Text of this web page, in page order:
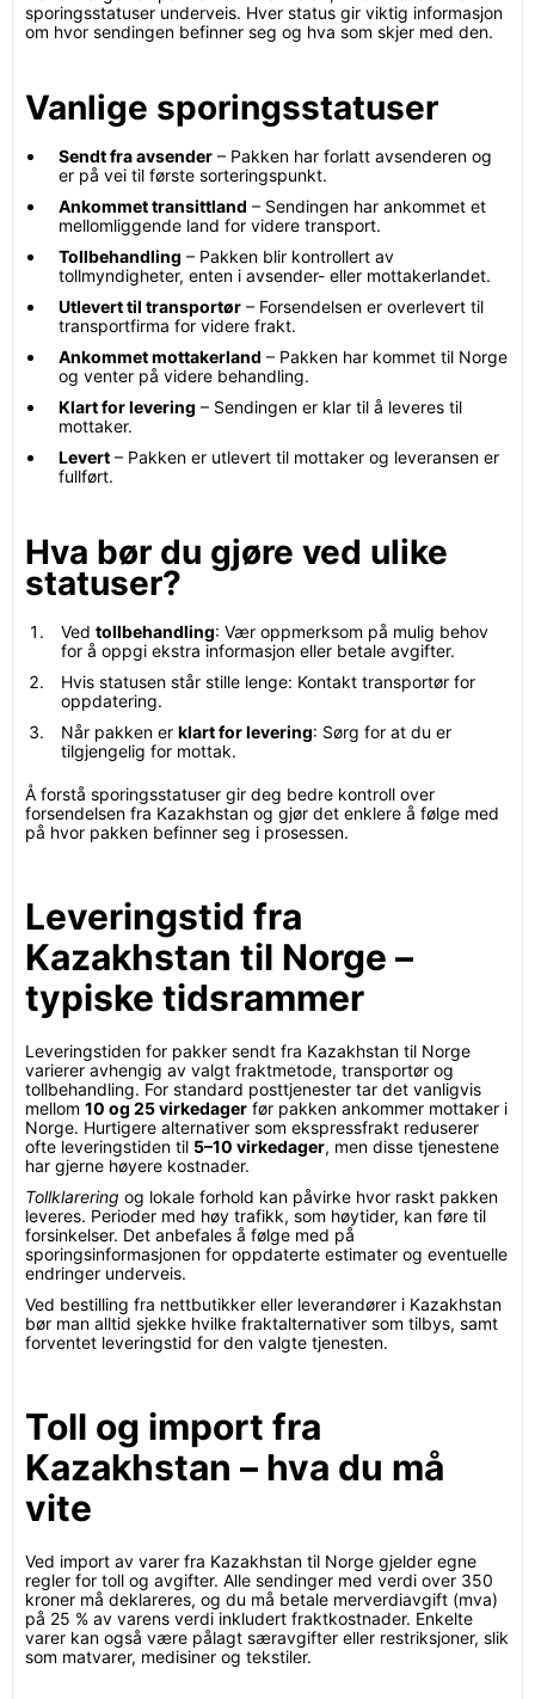
sporingsstatuser underveis. Hver status gir viktig informasjon
om hvor sendingen befinner seg og hva som skjer med den.
Vanlige sporingsstatuser
Sendt fra avsender – Pakken har forlatt avsenderen og
er på vei til første sorteringspunkt.
Ankommet transittland – Sendingen har ankommet et
mellomliggende land for videre transport.
Tollbehandling – Pakken blir kontrollert av
tollmyndigheter, enten i avsender- eller mottakerlandet.
Utlevert til transportør – Forsendelsen er overlevert til
transportfirma for videre frakt.
Ankommet mottakerland – Pakken har kommet til Norge
og venter på videre behandling.
Klart for levering – Sendingen er klar til å leveres til
mottaker.
Levert – Pakken er utlevert til mottaker og leveransen er
fullført.
Hva bør du gjøre ved ulike
statuser?
Ved tollbehandling: Vær oppmerksom på mulig behov
for å oppgi ekstra informasjon eller betale avgifter.
Hvis statusen står stille lenge: Kontakt transportør for
oppdatering.
Når pakken er klart for levering: Sørg for at du er
tilgjengelig for mottak.
Å forstå sporingsstatuser gir deg bedre kontroll over
forsendelsen fra Kazakhstan og gjør det enklere å følge med
på hvor pakken befinner seg i prosessen.
Leveringstid fra
Kazakhstan til Norge –
typiske tidsrammer
Leveringstiden for pakker sendt fra Kazakhstan til Norge
varierer avhengig av valgt fraktmetode, transportør og
tollbehandling. For standard posttjenester tar det vanligvis
mellom 10 og 25 virkedager før pakken ankommer mottaker i
Norge. Hurtigere alternativer som ekspressfrakt reduserer
ofte leveringstiden til 5–10 virkedager, men disse tjenestene
har gjerne høyere kostnader.
Tollklarering og lokale forhold kan påvirke hvor raskt pakken
leveres. Perioder med høy trafikk, som høytider, kan føre til
forsinkelser. Det anbefales å følge med på
sporingsinformasjonen for oppdaterte estimater og eventuelle
endringer underveis.
Ved bestilling fra nettbutikker eller leverandører i Kazakhstan
bør man alltid sjekke hvilke fraktalternativer som tilbys, samt
forventet leveringstid for den valgte tjenesten.
Toll og import fra
Kazakhstan – hva du må
vite
Ved import av varer fra Kazakhstan til Norge gjelder egne
regler for toll og avgifter. Alle sendinger med verdi over 350
kroner må deklareres, og du må betale merverdiavgift (mva)
på 25 % av varens verdi inkludert fraktkostnader. Enkelte
varer kan også være pålagt særavgifter eller restriksjoner, slik
som matvarer, medisiner og tekstiler.